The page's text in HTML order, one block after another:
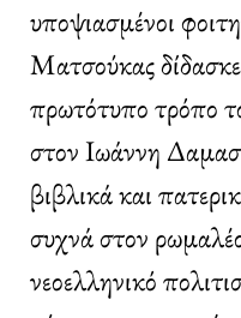
υποψιασμένοι
Ματσούκας δίδασκε
πρωτότυπο τρόπο
στον Ιωάννη
βιβλικά και
συχνά στον
νεοελληνικό